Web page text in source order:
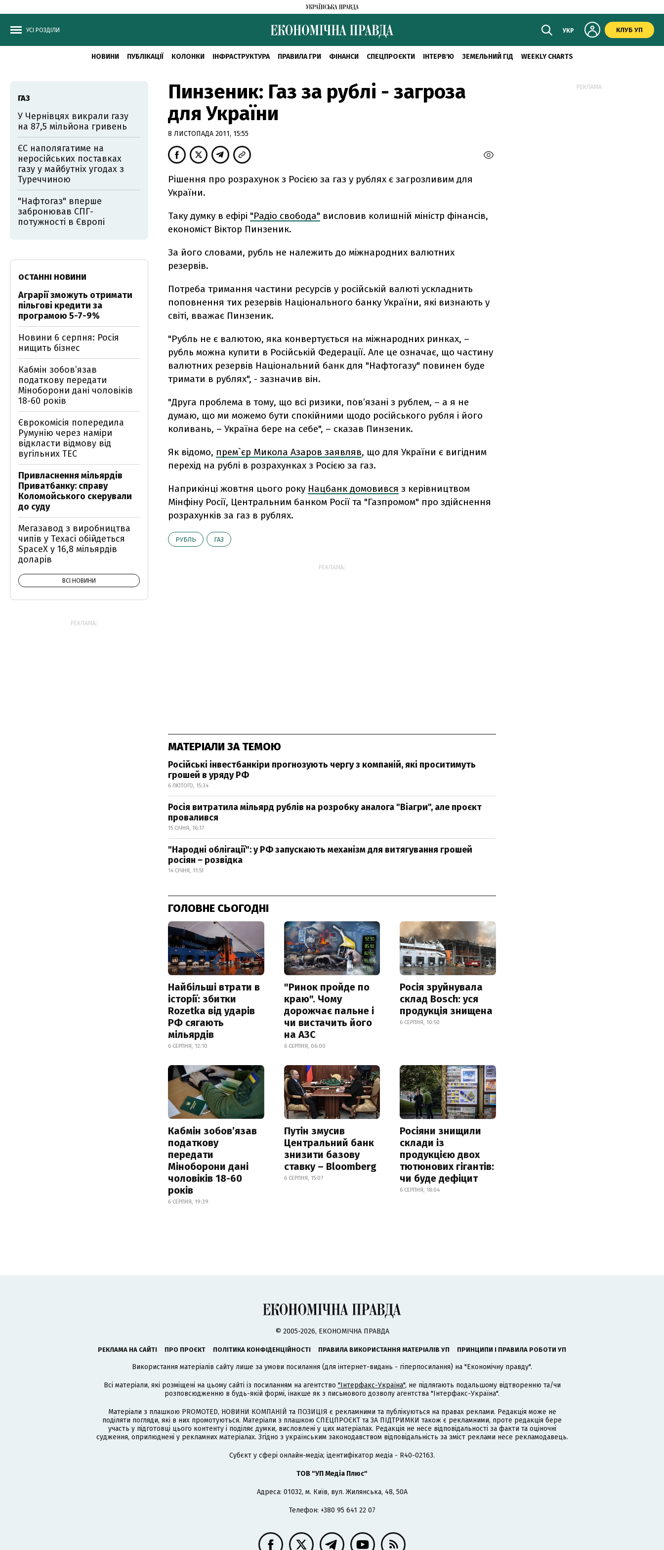
УСІ РОЗДІЛИ УКР КЛУБ УП
НОВИНИ ПУБЛІКАЦІЇ КОЛОНКИ ІНФРАСТРУКТУРА ПРАВИЛА ГРИ ФІНАНСИ СПЕЦПРОЄКТИ ІНТЕРВ'Ю ЗЕМЕЛЬНИЙ ГІД WEEKLY CHARTS
Пинзеник: Газ за рублі - загроза
для України
8 ЛИСТОПАДА 2011, 15:55
Рішення про розрахунок з Росією за газ у рублях є загрозливим для
України.
Таку думку в ефірі "Радіо свобода" висловив колишній міністр фінансів,
економіст Віктор Пинзеник.
За його словами, рубль не належить до міжнародних валютних
резервів.
Потреба тримання частини ресурсів у російській валюті ускладнить
поповнення тих резервів Національного банку України, які визнають у
світі, вважає Пинзеник.
"Рубль не є валютою, яка конвертується на міжнародних ринках, –
рубль можна купити в Російській Федерації. Але це означає, що частину
валютних резервів Національний банк для "Нафтогазу" повинен буде
тримати в рублях", - зазначив він.
"Друга проблема в тому, що всі ризики, пов’язані з рублем, – а я не
думаю, що ми можемо бути спокійними щодо російського рубля і його
коливань, – Україна бере на себе", – сказав Пинзеник.
Як відомо, прем`єр Микола Азаров заявляв, що для України є вигідним
перехід на рублі в розрахунках з Росією за газ.
Наприкінці жовтня цього року Нацбанк домовився з керівництвом
Мінфіну Росії, Центральним банком Росії та "Газпромом" про здійснення
розрахунків за газ в рублях.
РУБЛЬ ГАЗ
РЕКЛАМА:
МАТЕРІАЛИ ЗА ТЕМОЮ
Російські інвестбанкіри прогнозують чергу з компаній, які проситимуть
грошей в уряду РФ
6 ЛЮТОГО, 15:34
Росія витратила мільярд рублів на розробку аналога "Віагри", але проєкт
провалився
15 СІЧНЯ, 16:17
"Народні облігації": у РФ запускають механізм для витягування грошей
росіян ‒ розвідка
14 СІЧНЯ, 11:51
ГОЛОВНЕ СЬОГОДНІ
Найбільші втрати в
історії: збитки
Rozetka від ударів
РФ сягають
мільярдів
6 СЕРПНЯ, 12:10
"Ринок пройде по
краю". Чому
дорожчає пальне і
чи вистачить його
на АЗС
6 СЕРПНЯ, 06:00
Росія зруйнувала
склад Bosch: уся
продукція знищена
6 СЕРПНЯ, 10:50
Кабмін зобовʼязав
податкову
передати
Міноборони дані
чоловіків 18-60
років
6 СЕРПНЯ, 19:39
Путін змусив
Центральний банк
знизити базову
ставку – Bloomberg
6 СЕРПНЯ, 15:07
Росіяни знищили
склади із
продукцією двох
тютюнових гігантів:
чи буде дефіцит
6 СЕРПНЯ, 18:04
ГАЗ
У Чернівцях викрали газу
на 87,5 мільйона гривень
ЄС наполягатиме на
неросійських поставках
газу у майбутніх угодах з
Туреччиною
"Нафтогаз" вперше
забронював СПГ-
потужності в Європі
ОСТАННІ НОВИНИ
Аграрії зможуть отримати
пільгові кредити за
програмою 5-7-9%
Новини 6 серпня: Росія
нищить бізнес
Кабмін зобовʼязав
податкову передати
Міноборони дані чоловіків
18-60 років
Єврокомісія попередила
Румунію через наміри
відкласти відмову від
вугільних ТЕС
Привласнення мільярдів
Приватбанку: справу
Коломойського скерували
до суду
Мегазавод з виробництва
чипів у Техасі обійдеться
SpaceX у 16,8 мільярдів
доларів
ВСІ НОВИНИ
РЕКЛАМА:
РЕКЛАМА:
© 2005-2026, ЕКОНОМІЧНА ПРАВДА
РЕКЛАМА НА САЙТІ ПРО ПРОЄКТ ПОЛІТИКА КОНФІДЕНЦІЙНОСТІ ПРАВИЛА ВИКОРИСТАННЯ МАТЕРІАЛІВ УП ПРИНЦИПИ І ПРАВИЛА РОБОТИ УП
Використання матеріалів сайту лише за умови посилання (для інтернет-видань - гіперпосилання) на "Економічну правду".
Всі матеріали, які розміщені на цьому сайті із посиланням на агентство "Інтерфакс-Україна", не підлягають подальшому відтворенню та/чи
розповсюдженню в будь-якій формі, інакше як з письмового дозволу агентства "Інтерфакс-Україна".
Матеріали з плашкою PROMOTED, НОВИНИ КОМПАНІЙ та ПОЗИЦІЯ є рекламними та публікуються на правах реклами. Редакція може не
поділяти погляди, які в них промотуються. Матеріали з плашкою СПЕЦПРОЄКТ та ЗА ПІДТРИМКИ також є рекламними, проте редакція бере
участь у підготовці цього контенту і поділяє думки, висловлені у цих матеріалах. Редакція не несе відповідальності за факти та оціночні
судження, оприлюднені у рекламних матеріалах. Згідно з українським законодавством відповідальність за зміст реклами несе рекламодавець.
Cубєкт у сфері онлайн-медіа; ідентифікатор медіа - R40-02163.
ТОВ "УП Медіа Плюс"
Адреса: 01032, м. Київ, вул. Жилянська, 48, 50А
Телефон: +380 95 641 22 07